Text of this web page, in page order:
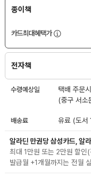
종이책
카드최대혜택가
전자책
수령예상일
택배 주문
(중구 서
배송료 유료 (도서
알라딘 만권당 삼성카드, 알
최대 1만원 또는 2만원 할
발급월 +1개월까지는 전월